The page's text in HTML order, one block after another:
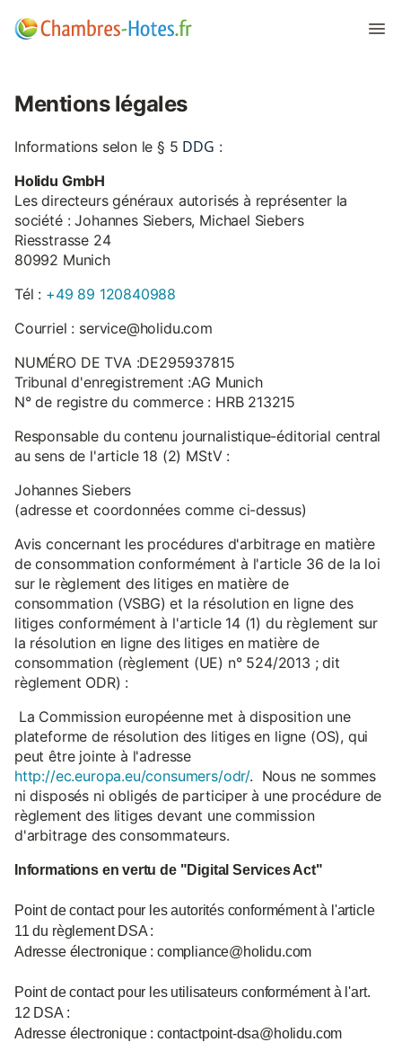
Mentions légales
Informations selon le § 5 DDG :
Holidu GmbH
Les directeurs généraux autorisés à représenter la
société : Johannes Siebers, Michael Siebers
Riesstrasse 24
80992 Munich
Tél : +49 89 120840988
Courriel : service@holidu.com
NUMÉRO DE TVA :DE295937815
Tribunal d'enregistrement :AG Munich
N° de registre du commerce : HRB 213215
Responsable du contenu journalistique-éditorial central
au sens de l'article 18 (2) MStV :
Johannes Siebers
(adresse et coordonnées comme ci-dessus)
Avis concernant les procédures d'arbitrage en matière
de consommation conformément à l'article 36 de la loi
sur le règlement des litiges en matière de
consommation (VSBG) et la résolution en ligne des
litiges conformément à l'article 14 (1) du règlement sur
la résolution en ligne des litiges en matière de
consommation (règlement (UE) n° 524/2013 ; dit
règlement ODR) :
La Commission européenne met à disposition une
plateforme de résolution des litiges en ligne (OS), qui
peut être jointe à l'adresse
http://ec.europa.eu/consumers/odr/. Nous ne sommes
ni disposés ni obligés de participer à une procédure de
règlement des litiges devant une commission
d'arbitrage des consommateurs.
Informations en vertu de "Digital Services Act"
Point de contact pour les autorités conformément à l'article
11 du règlement DSA :
Adresse électronique : compliance@holidu.com
Point de contact pour les utilisateurs conformément à l'art.
12 DSA :
Adresse électronique : contactpoint-dsa@holidu.com